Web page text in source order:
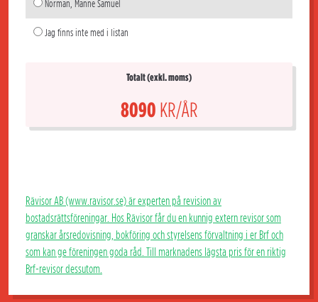
Norman, Manne Samuel
Jag finns inte med i listan
Totalt (exkl. moms)
8090 KR/ÅR
Rävisor AB (www.ravisor.se) är experten på revision av
bostadsrättsföreningar. Hos Rävisor får du en kunnig extern revisor som
granskar årsredovisning, bokföring och styrelsens förvaltning i er Brf och
som kan ge föreningen goda råd. Till marknadens lägsta pris för en riktig
Brf-revisor dessutom.